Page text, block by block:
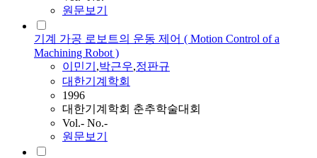
원문보기
기계 가공 로보트의 운동 제어 ( Motion Control of a
Machining Robot )
이민기 ,박근우,정판규
대한기계학회
1996
대한기계학회 춘추학술대회
Vol.- No.-
원문보기